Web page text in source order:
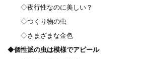
◇夜行性なのに美しい？
◇つくり物の虫
◇さまざまな金色
◆個性派の虫は模様でアピール